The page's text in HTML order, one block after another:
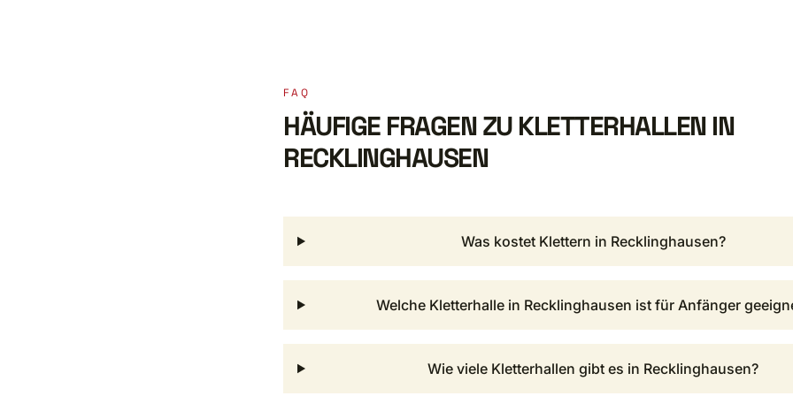
FAQ
HÄUFIGE FRAGEN ZU KLETTERHALLEN IN
RECKLINGHAUSEN
Was kostet Klettern in Recklinghausen?
Welche Kletterhalle in Recklinghausen ist für Anfänger
Wie viele Kletterhallen gibt es in Recklinghausen?